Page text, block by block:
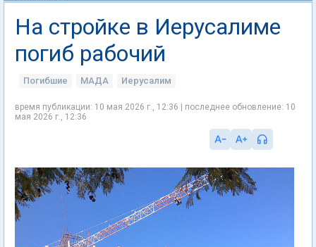
На стройке в Иерусалиме
погиб рабочий
Погибшие МАДА Иерусалим
время публикации: 10 мая 2026 г., 12:36 | последнее обновление: 10
мая 2026 г., 12:36